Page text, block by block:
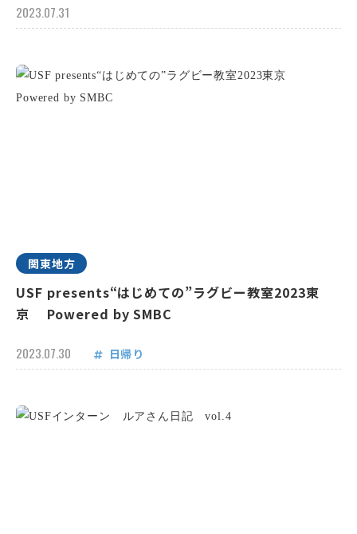
2023.07.31
関東地方
USF presents“はじめての”ラグビー教室2023東
京 Powered by SMBC
2023.07.30 日帰り